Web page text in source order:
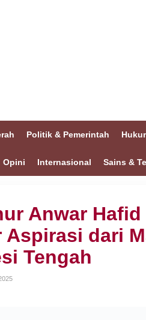
Politik & Pemerintah
Opini Internasional Sains &
Anwar
Aspirasi dari
Tengah